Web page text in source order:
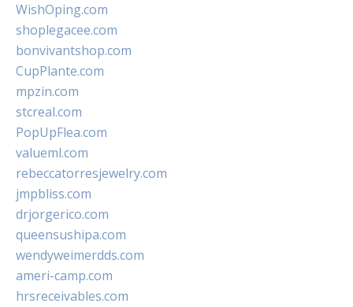
WishOping.com
shoplegacee.com
bonvivantshop.com
CupPlante.com
mpzin.com
stcreal.com
PopUpFlea.com
valueml.com
rebeccatorresjewelry.com
jmpbliss.com
drjorgerico.com
queensushipa.com
wendyweimerdds.com
ameri-camp.com
hrsreceivables.com